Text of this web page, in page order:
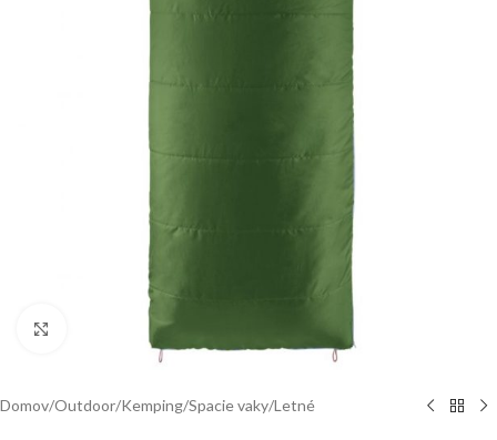
Klinite pre zväčšenie
Domov/Outdoor/Kemping/Spacie vaky/Letné